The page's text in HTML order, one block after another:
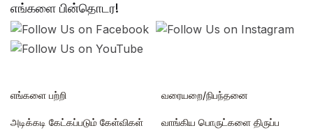
எங்களை பின்தொடர!
எங்களை பற்றி
அடிக்கடி கேட்கப்படும் கேள்விகள்
வரையறை/நிபந்தனை
வாங்கிய பொருட்களை திருப்ப